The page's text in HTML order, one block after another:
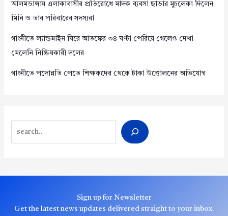
আলমডাঙ্গায় এলাকাবাসীর প্রতিরোধে মাদক ব্যবসা ছাড়ার মুচলেকা দিলেন
মিনি ও তার পরিবারের সদস্যরা
গাংনীতে ল্যান্ডমাইন ঘিরে আতঙ্কের ৩৪ ঘণ্টা পেরিয়ে গেলেও দেখা
মেলেনি নিষ্ক্রিয়কারী দলের
গাংনীতে পদোন্নতি পেতে শিক্ষকদের থেকে টাকা উত্তোলনের অভিযোগ
Sign up for Newsletter
Get the latest news updates delivered straight to your inbox.